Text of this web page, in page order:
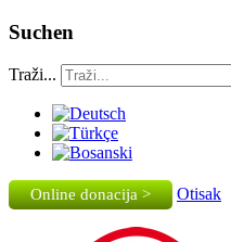
Suchen
Traži...
Online donacija > Otisak